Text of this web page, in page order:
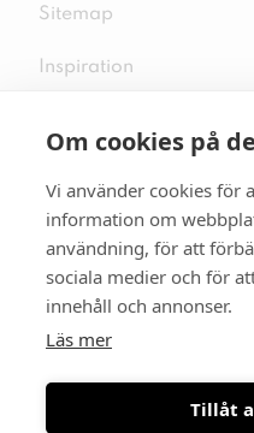
Om cookies på
Vi använder cookies för
information om
användning, för att
sociala medier och för
innehåll och annonser.
Läs mer
Tillåt
Sitemap
Inspiration
Följ oss på sociala
Se mer skor: